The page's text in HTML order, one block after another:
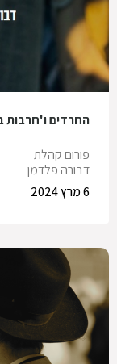
החרדים ו'חרבות
פורום קהלת
דבורה פלדמן
6 מרץ 2024